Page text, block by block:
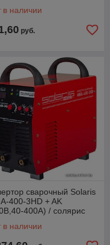
в наличии
руб.
сварочный Solaris
400-3HD + AK
400А) / солярис
в наличии